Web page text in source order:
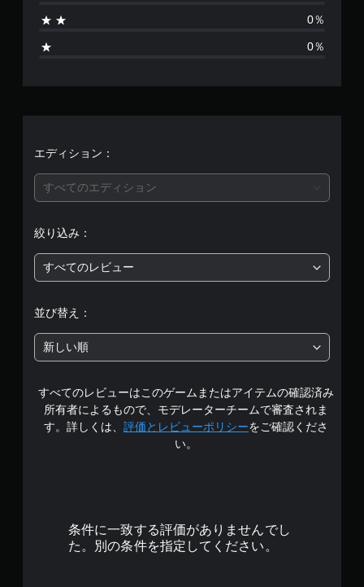
ま
0％
0％
エディション：
すべてのエディション
絞り込み：
すべてのレビュー
並び替え：
新しい順
すべてのレビューはこのゲームまたはアイテムの確認済み
所有者によるもので、モデレーターチームで審査されま
す。詳しくは、 評価とレビューポリシーをご確認くださ
い。
条件に一致する評価がありませんでし
た。別の条件を指定してください。